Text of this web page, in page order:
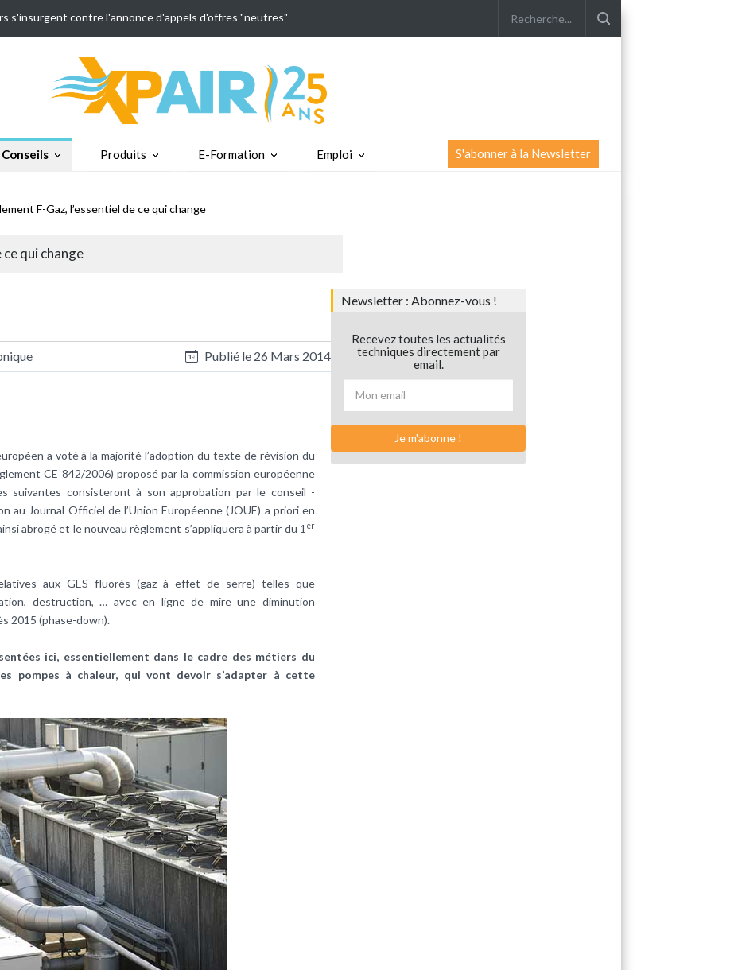
s'insurgent contre l'annonce d'appels d'offres "neutres"
Conseils Produits E-Formation Emploi S'abonner à la Newsletter
F-Gaz, l’essentiel de ce qui change
ce qui change
Publié le 26 Mars 2014
a voté à la majorité l’adoption du texte de révision du
CE 842/2006) proposé par la commission européenne
suivantes consisteront à son approbation par le conseil -
au Journal Officiel de l’Union Européenne (JOUE) a priori en
abrogé et le nouveau règlement s’appliquera à partir du 1 er
aux GES fluorés (gaz à effet de serre) telles que
destruction, … avec en ligne de mire une diminution
2015 (phase-down).
ici, essentiellement dans le cadre des métiers du
pompes à chaleur, qui vont devoir s’adapter à cette
Newsletter : Abonnez-vous !
Recevez toutes les actualités
techniques directement par
email.
Je m'abonne !